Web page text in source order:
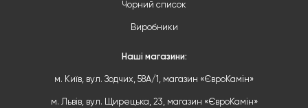
Чорний список
Виробники
Наші магазини:
м. Київ, вул. Зодчих, 58А/1, магазин «ЄвроКамін»
м. Львів, вул. Щирецька, 23, магазин «ЄвроКамін»